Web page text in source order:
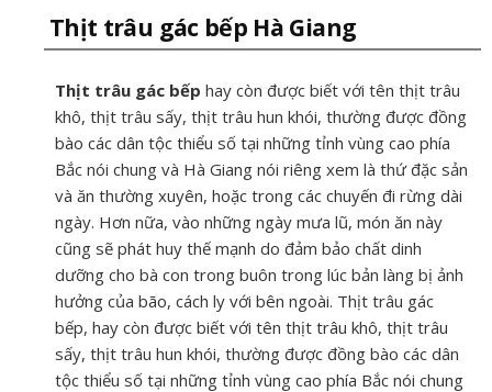
Thịt trâu gác bếp Hà Giang
Thịt trâu gác bếp hay còn được biết với tên thịt trâu
khô, thịt trâu sấy, thịt trâu hun khói, thường được đồng
bào các dân tộc thiểu số tại những tỉnh vùng cao phía
Bắc nói chung và Hà Giang nói riêng xem là thứ đặc sản
và ăn thường xuyên, hoặc trong các chuyến đi rừng dài
ngày. Hơn nữa, vào những ngày mưa lũ, món ăn này
cũng sẽ phát huy thế mạnh do đảm bảo chất dinh
dưỡng cho bà con trong buôn trong lúc bản làng bị ảnh
hưởng của bão, cách ly với bên ngoài. Thịt trâu gác
bếp, hay còn được biết với tên thịt trâu khô, thịt trâu
sấy, thịt trâu hun khói, thường được đồng bào các dân
tộc thiểu số tại những tỉnh vùng cao phía Bắc nói chung